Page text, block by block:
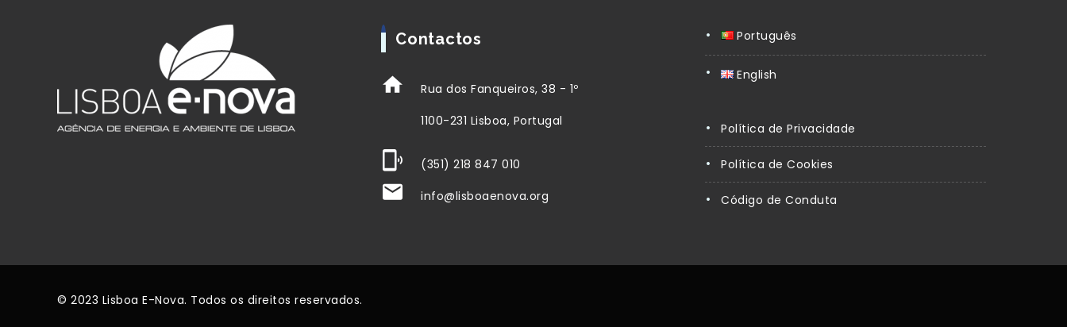
Contactos
Rua dos Fanqueiros, 38 - 1º
1100-231 Lisboa, Portugal
(351) 218 847 010
info@lisboaenova.org
Português
English
Política de Privacidade
Política de Cookies
Código de Conduta
© 2023 Lisboa E-Nova. Todos os direitos reservados.